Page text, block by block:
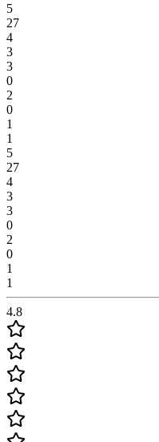
5
27
4
3
3
0
2
0
1
1
5
27
4
3
3
0
2
0
1
1
4.8